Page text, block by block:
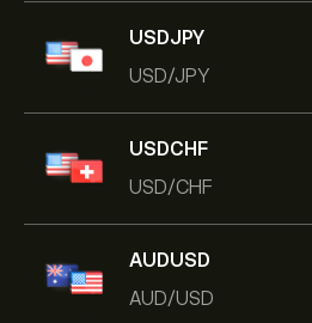
USDJPY
USD/JPY
USDCHF
USD/CHF
AUDUSD
AUD/USD